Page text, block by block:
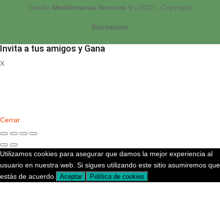
Diseño Mediterranea Services © | 2020 - Copyright
Econaturis
Invita a tus amigos y Gana
X
Cerrar
Utilizamos cookies para asegurar que damos la mejor experiencia al
usuario en nuestra web. Si sigues utilizando este sitio asumiremos que
estás de acuerdo.
Aceptar Política de cookies